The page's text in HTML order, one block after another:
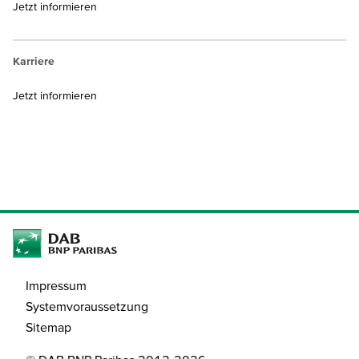
Jetzt informieren
Karriere
Jetzt informieren
Impressum
Systemvoraussetzung
Sitemap